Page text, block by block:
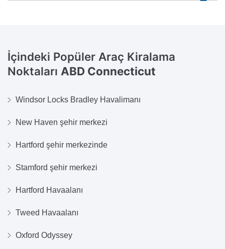
İçindeki Popüler Araç Kiralama
Noktaları ABD Connecticut
Windsor Locks Bradley Havalimanı
New Haven şehir merkezi
Hartford şehir merkezinde
Stamford şehir merkezi
Hartford Havaalanı
Tweed Havaalanı
Oxford Odyssey